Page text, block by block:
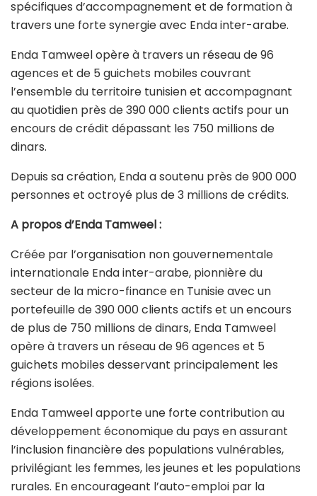
spécifiques d’accompagnement et de formation à
travers une forte synergie avec Enda inter-arabe.
Enda Tamweel opère à travers un réseau de 96
agences et de 5 guichets mobiles couvrant
l’ensemble du territoire tunisien et accompagnant
au quotidien près de 390 000 clients actifs pour un
encours de crédit dépassant les 750 millions de
dinars.
Depuis sa création, Enda a soutenu près de 900 000
personnes et octroyé plus de 3 millions de crédits.
A propos d’Enda Tamweel :
Créée par l’organisation non gouvernementale
internationale Enda inter-arabe, pionnière du
secteur de la micro-finance en Tunisie avec un
portefeuille de 390 000 clients actifs et un encours
de plus de 750 millions de dinars, Enda Tamweel
opère à travers un réseau de 96 agences et 5
guichets mobiles desservant principalement les
régions isolées.
Enda Tamweel apporte une forte contribution au
développement économique du pays en assurant
l’inclusion financière des populations vulnérables,
privilégiant les femmes, les jeunes et les populations
rurales. En encourageant l’auto-emploi par la